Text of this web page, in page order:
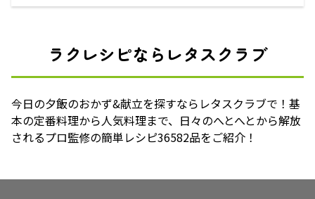
ラクレシピならレタスクラブ
今日の夕飯のおかず&献立を探すならレタスクラブで！基
本の定番料理から人気料理まで、日々のへとへとから解放
されるプロ監修の簡単レシピ36582品をご紹介！